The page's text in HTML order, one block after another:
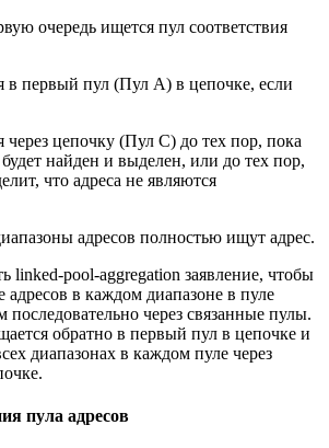
очередь ищется пул соответствия
в первый пул (Пул А) в цепочке, если
через цепочку (Пул С) до тех пор, пока
найден и выделен, или до тех пор,
что адреса не являются
адресов полностью ищут адрес.
linked-pool-aggregation заявление, чтобы
адресов в каждом диапазоне в пуле
последовательно через связанные пулы.
обратно в первый пул в цепочке и
диапазонах в каждом пуле через
пула адресов